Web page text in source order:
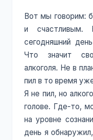
Вот мы говорим:
и
сегодняшний
Что значит
алкоголя. Не в
пил в то время
Я не пил, но
голове. Где-то,
на уровне
день я